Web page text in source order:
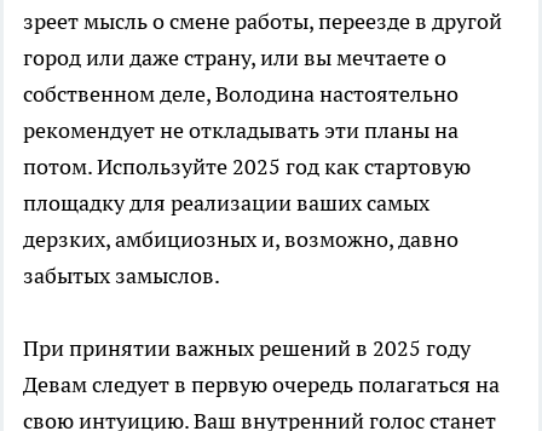
зреет мысль о смене работы, переезде в другой
город или даже страну, или вы мечтаете о
собственном деле, Володина настоятельно
рекомендует не откладывать эти планы на
потом. Используйте 2025 год как стартовую
площадку для реализации ваших самых
дерзких, амбициозных и, возможно, давно
забытых замыслов.
При принятии важных решений в 2025 году
Девам следует в первую очередь полагаться на
свою интуицию. Ваш внутренний голос станет